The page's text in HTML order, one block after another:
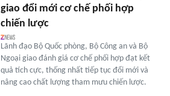
giao đổi mới cơ chế phối hợp
chiến lược
Lãnh đạo Bộ Quốc phòng, Bộ Công an và Bộ
Ngoại giao đánh giá cơ chế phối hợp đạt kết
quả tích cực, thống nhất tiếp tục đổi mới và
nâng cao chất lượng tham mưu chiến lược.